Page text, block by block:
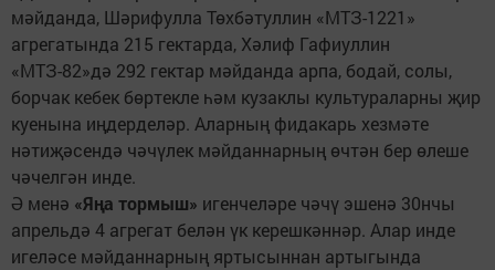
мәйданда, Шәрифулла Төхбәтуллин «МТЗ-1221»
агрегатында 215 гектарда, Хәлиф Гафиуллин
«МТЗ-82»дә 292 гектар мәйданда арпа, бодай, солы,
борчак кебек бөртекле һәм кузаклы культураларны җир
куенына иңдерделәр. Аларның фидакарь хезмәте
нәтиҗәсендә чәчүлек мәйданнарның өчтән бер өлеше
чәчелгән инде.
Ә менә «Яңа тормыш» игенчеләре чәчү эшенә 30нчы
апрельдә 4 агрегат белән үк керешкәннәр. Алар инде
игеләсе мәйданнарның яртысыннан артыгында